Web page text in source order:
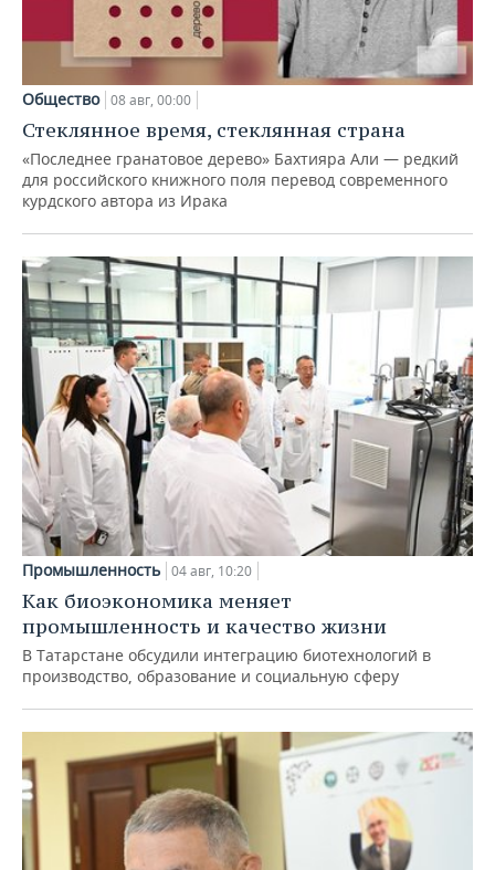
Общество 08 авг, 00:00
Стеклянное время, стеклянная страна
«Последнее гранатовое дерево» Бахтияра Али — редкий
для российского книжного поля перевод современного
курдского автора из Ирака
Промышленность 04 авг, 10:20
Как биоэкономика меняет
промышленность и качество жизни
В Татарстане обсудили интеграцию биотехнологий в
производство, образование и социальную сферу